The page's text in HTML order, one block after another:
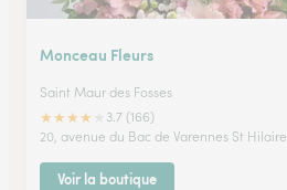
Monceau Fleurs
Saint Maur des Fosses
★★★★
3.7 (166)
20, avenue du Bac de Varennes St Hilaire
Voir la boutique